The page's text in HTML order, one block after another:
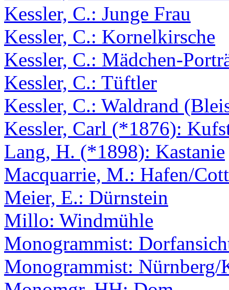
Kessler, C.: Junge Frau
Kessler, C.: Kornelkirsche
Kessler, C.: Mädchen-
Kessler, C.: Tüftler
Kessler, C.: Waldrand
Kessler, Carl (*1876):
Lang, H. (*1898): Kastanie
Macquarrie, M.: Hafen/
Meier, E.: Dürnstein
Millo: Windmühle
Monogrammist:
Monogrammist: Nürnberg/